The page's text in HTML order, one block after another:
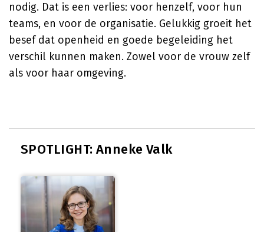
nodig. Dat is een verlies: voor henzelf, voor hun
teams, en voor de organisatie. Gelukkig groeit het
besef dat openheid en goede begeleiding het
verschil kunnen maken. Zowel voor de vrouw zelf
als voor haar omgeving.
SPOTLIGHT: Anneke Valk